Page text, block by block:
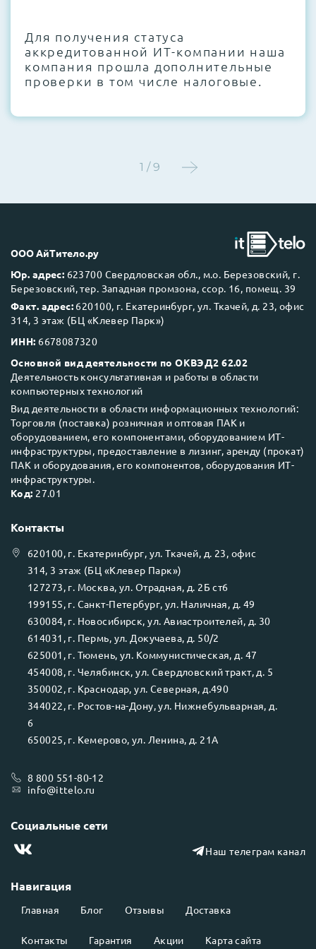
Этап 4:Стресс-тестирование под 100%
нагрузкой в течение 72 часов для
проверки стабильности всех подсистем
Next Business Day (NBD)
Для получения статуса
аккредитованной ИТ-компании наша
компания прошла дополнительные
проверки в том числе налоговые.
1 / 9
ООО АйТитело.ру
Юр. адрес: 623700 Свердловская обл., м.о. Березовский, г.
Березовский, тер. Западная промзона, ссор. 16, помещ. 39
Факт. адрес: 620100, г. Екатеринбург, ул. Ткачей, д. 23, офис
314, 3 этаж (БЦ «Клевер Парк»)
ИНН: 6678087320
Основной вид деятельности по ОКВЭД2 62.02
Деятельность консультативная и работы в области
компьютерных технологий
Вид деятельности в области информационных технологий:
Торговля (поставка) розничная и оптовая ПАК и
оборудованием, его компонентами, оборудованием ИТ-
инфраструктуры, предоставление в лизинг, аренду (прокат)
ПАК и оборудования, его компонентов, оборудования ИТ-
инфраструктуры.
Код: 27.01
Навигация
Главная Блог Отзывы Доставка
Контакты Гарантия Акции Карта сайта
Контакты
620100, г. Екатеринбург, ул.Ткачей, д. 23, офис
314, 3 этаж (БЦ «Клевер Парк»)
127273, г. Москва, ул. Отрадная, д. 2Б ст6
199155, г. Санкт-Петербург, ул. Наличная, д. 49
630084, г. Новосибирск, ул. Авиастроителей, д. 30
614031 , г. Пермь, ул. Докучаева, д. 50/2
625001 , г. Тюмень, ул. Коммунистическая, д. 47
454008, г. Челябинск, ул. Свердловский тракт, д. 5
350002, г. Краснодар, ул. Северная, д.490
344022, г. Ростов-на-Дону, ул. Нижнебульварная, д.
6
650025, г. Кемерово, ул. Ленина, д. 21А
8 800 551-80-12
info@ittelo.ru
Социальные сети
Наш телеграм канал